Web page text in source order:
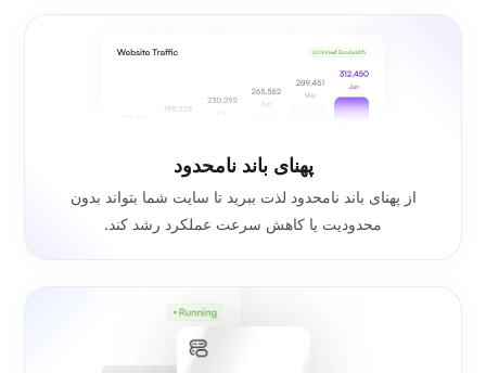
پهنای باند نامحدود
از پهنای باند نامحدود لذت ببرید تا سایت شما بتواند بدون
محدودیت یا کاهش سرعت عملکرد رشد کند.